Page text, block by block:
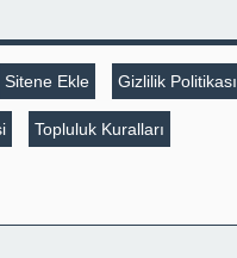
Sitene Ekle Gizlilik Politikası
Topluluk Kuralları